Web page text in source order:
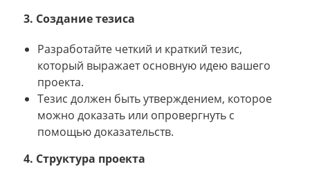
3. Создание тезиса
Разработайте четкий и краткий тезис,
который выражает основную идею вашего
проекта.
Тезис должен быть утверждением, которое
можно доказать или опровергнуть с
помощью доказательств.
4. Структура проекта